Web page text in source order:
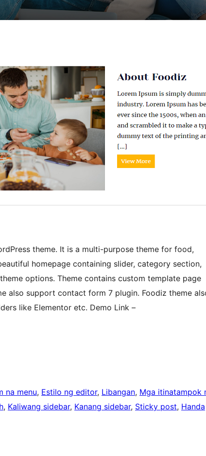
theme. It is a multi-purpose theme for food,
homepage containing slider, category section,
options. Theme contains custom template page
also support contact form 7 plugin. Foodiz theme
like Elementor etc. Demo Link –
na menu, Estilo ng editor, Libangan, Mga itinatampok
, Kaliwang sidebar, Kanang sidebar, Sticky post, Handa